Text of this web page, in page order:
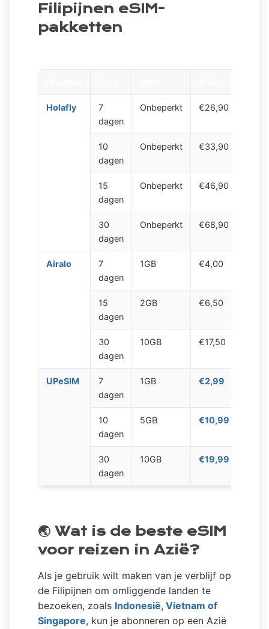
Filipijnen eSIM-
pakketten
Holafly
7
dagen
Onbeperkt €26,90
10
dagen
Onbeperkt €33,90
15
dagen
Onbeperkt €46,90
30
dagen
Onbeperkt €68,90
Airalo
7
dagen
1GB €4,00
15
dagen
2GB €6,50
30
dagen
10GB €17,50
UPeSIM
7
dagen
1GB €2,99
10
dagen
5GB €10,99
30
dagen
10GB €19,99
🌏 Wat is de beste eSIM
voor reizen in Azië?
Als je gebruik wilt maken van je verblijf op
de Filipijnen om omliggende landen te
bezoeken, zoals Indonesië, Vietnam of
Singapore, kun je abonneren op een Azië